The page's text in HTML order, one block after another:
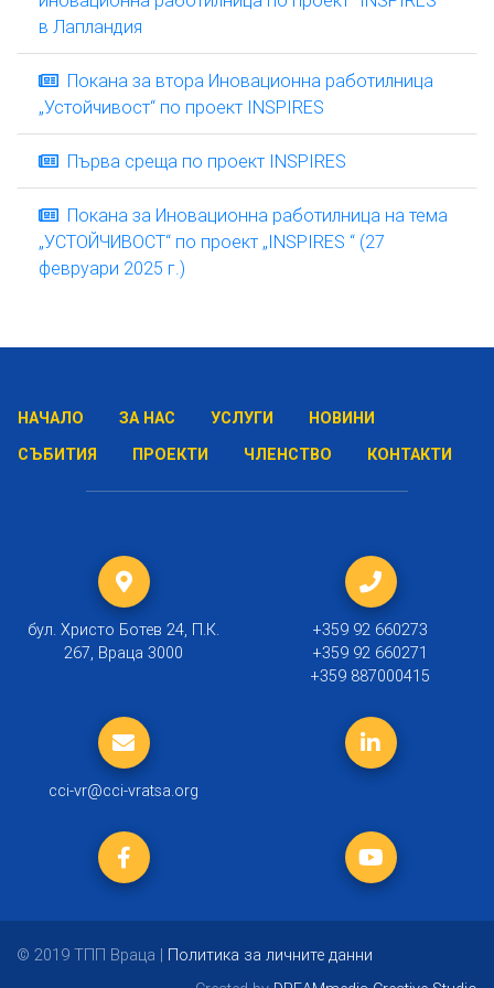
в Лапландия
Покана за втора Иновационна работилница
„Устойчивост“ по проект INSPIRES
Първа среща по проект INSPIRES
Покана за Иновационна работилница на тема
„УСТОЙЧИВОСТ“ по проект „INSPIRES “ (27
февруари 2025 г.)
НАЧАЛО ЗА НАС УСЛУГИ
НОВИНИ
СЪБИТИЯ
ПРОЕКТИ ЧЛЕНСТВО КОНТАКТИ
бул. Христо Ботев 24, П.К.
267, Враца 3000
+359 92 660273
+359 92 660271
+359 887000415
cci-vr@cci-vratsa.org
© 2019 ТПП Враца | Политика за личните данни